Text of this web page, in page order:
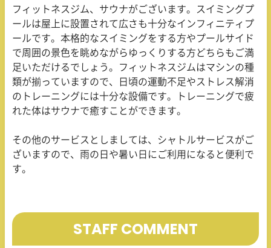
フィットネスジム、サウナがございます。スイミングプ
ールは屋上に設置されて広さも十分なインフィニティプ
ールです。本格的なスイミングをする方やプールサイド
で周囲の景色を眺めながらゆっくりする方どちらもご満
足いただけるでしょう。フィットネスジムはマシンの種
類が揃っていますので、日頃の運動不足やストレス解消
のトレーニングには十分な設備です。トレーニングで疲
れた体はサウナで癒すことができます。
その他のサービスとしましては、シャトルサービスがご
ざいますので、雨の日や暑い日にご利用になると便利で
す。
STAFF COMMENT